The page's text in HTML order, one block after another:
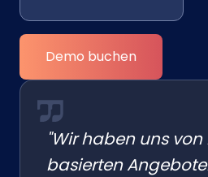
Demo buchen
"Wir haben uns von
basierten